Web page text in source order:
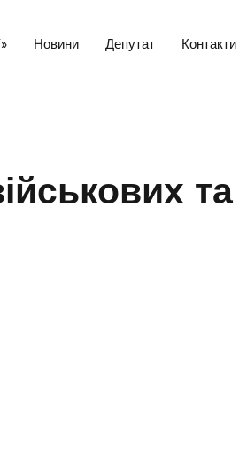
Новини Депутат Контакти
та